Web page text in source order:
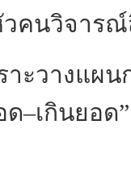
วคนวิจาร
างแผนก
ด–เกินยอด